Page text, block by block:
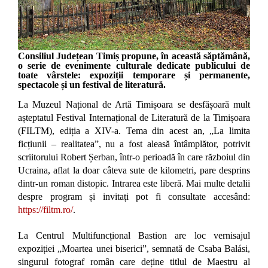
Consiliul Județean Timiș propune, în această săptămână,
o serie de evenimente culturale dedicate publicului de
toate vârstele: expoziții temporare și permanente,
spectacole și un festival de literatură.
La Muzeul Național de Artă Timișoara se desfășoară mult
așteptatul Festival Internațional de Literatură de la Timișoara
(FILTM), ediția a XIV-a. Tema din acest an, „La limita
ficțiunii – realitatea”, nu a fost aleasă întâmplător, potrivit
scriitorului Robert Șerban, într-o perioadă în care războiul din
Ucraina, aflat la doar câteva sute de kilometri, pare desprins
dintr-un roman distopic. Intrarea este liberă. Mai multe detalii
despre program și invitați pot fi consultate accesând:
https://filtm.ro/.
La Centrul Multifuncțional Bastion are loc vernisajul
expoziției „Moartea unei biserici”, semnată de Csaba Balási,
singurul fotograf român care deține titlul de Maestru al